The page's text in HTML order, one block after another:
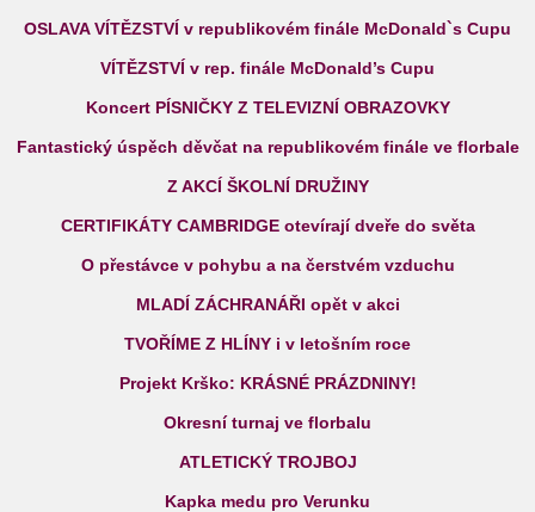
OSLAVA VÍTĚZSTVÍ v republikovém finále McDonald`s Cupu
VÍTĚZSTVÍ v rep. finále McDonald’s Cupu
Koncert PÍSNIČKY Z TELEVIZNÍ OBRAZOVKY
Fantastický úspěch děvčat na republikovém finále ve florbale
Z AKCÍ ŠKOLNÍ DRUŽINY
CERTIFIKÁTY CAMBRIDGE otevírají dveře do světa
O přestávce v pohybu a na čerstvém vzduchu
MLADÍ ZÁCHRANÁŘI opět v akci
TVOŘÍME Z HLÍNY i v letošním roce
Projekt Krško: KRÁSNÉ PRÁZDNINY!
Okresní turnaj ve florbalu
ATLETICKÝ TROJBOJ
Kapka medu pro Verunku